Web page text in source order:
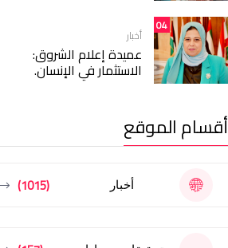
04
أخبار
عميدة إعلام الشروق:
الاستثمار في الإنسان.
أقسام الموقع
أخبار (1015)